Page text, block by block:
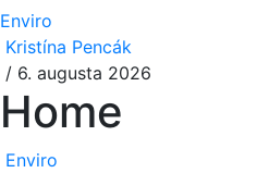
Enviro
Kristína Pencák
/ 6. augusta 2026
Home
Enviro